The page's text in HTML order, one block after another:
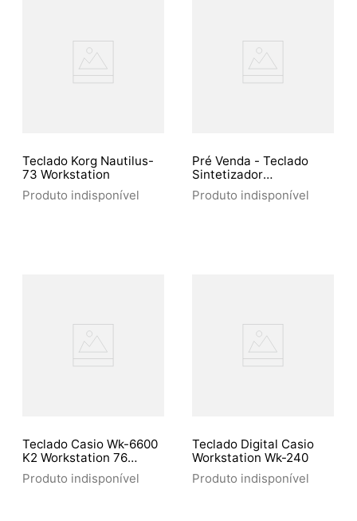
Teclado Korg Nautilus-
73 Workstation
Produto indisponível
Pré Venda - Teclado
Sintetizador
Workstation Roland
Fantom-7
Produto indisponível
Teclado Casio Wk-6600
K2 Workstation 76
Teclas
Produto indisponível
Teclado Digital Casio
Workstation Wk-240
Produto indisponível